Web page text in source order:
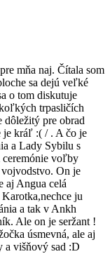
mňa naj. Čítala som
sa dejú veľké
o tom diskutuje
trpasličích
dôležitý pre obrad
je kráľ :( / . A čo je
a Lady Sybilu s
ceremónie voľby
On je
aj Angua celá
ju
a tak v Ankh
Ale on je seržant !
úsmevná, ale aj
a višňový sad :D